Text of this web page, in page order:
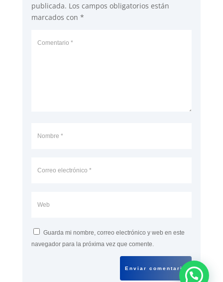
publicada. Los campos obligatorios están
marcados con *
Guarda mi nombre, correo electrónico y web en este
navegador para la próxima vez que comente.
Enviar comentario